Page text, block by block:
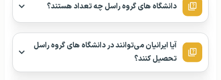
دانشگاه های گروه راسل چه تعداد هستند؟
آیا ایرانیان می‌توانند در دانشگاه های گروه راسل
تحصیل کنند؟